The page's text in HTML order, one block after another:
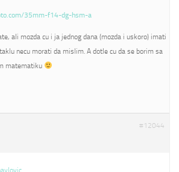
35mm-f14-dg-hsm-a
ali mozda cu i ja jednog dana (mozda i uskoro) imati
necu morati da mislim. A dotle cu da se borim sa
matematiku
#12044